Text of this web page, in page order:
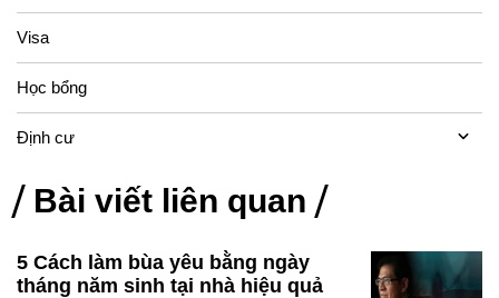
Visa
Học bổng
Định cư
Bài viết liên quan
5 Cách làm bùa yêu bằng ngày
tháng năm sinh tại nhà hiệu quả